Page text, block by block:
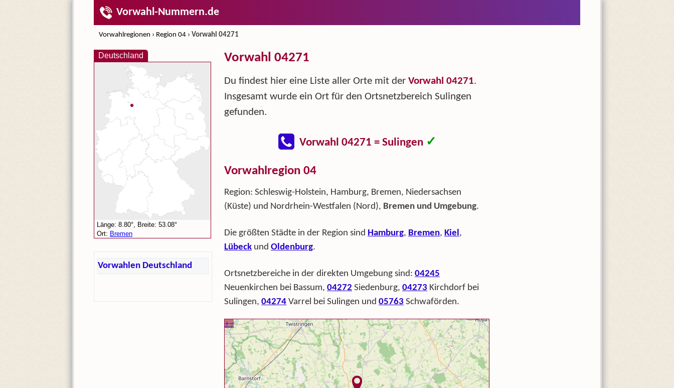
Vorwahl-Nummern.de
Vorwahlregionen › Region 04 › Vorwahl 04271
Vorwahlen Deutschland
Vorwahl 04271
Du findest hier eine Liste aller Orte mit der Vorwahl 04271.
Insgesamt wurde ein Ort für den Ortsnetzbereich Sulingen
gefunden.
Vorwahl 04271 = Sulingen ✓
Vorwahlregion 04
Region: Schleswig-Holstein, Hamburg, Bremen, Niedersachsen
(Küste) und Nordrhein-Westfalen (Nord), Bremen und Umgebung.
Die größten Städte in der Region sind Hamburg, Bremen, Kiel ,
Lübeck und Oldenburg.
Ortsnetzbereiche in der direkten Umgebung sind: 04245
Neuenkirchen bei Bassum, 04272 Siedenburg, 04273 Kirchdorf bei
Sulingen, 04274 Varrel bei Sulingen und 05763 Schwaförden.